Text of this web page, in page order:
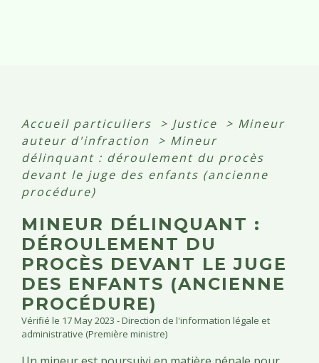
Accueil particuliers > Justice > Mineur
auteur d'infraction
> Mineur
délinquant : déroulement du procès
devant le juge des enfants (ancienne
procédure)
MINEUR DÉLINQUANT :
DÉROULEMENT DU
PROCÈS DEVANT LE JUGE
DES ENFANTS (ANCIENNE
PROCÉDURE)
Vérifié le 17 May 2023 - Direction de l'information légale et
administrative (Première ministre)